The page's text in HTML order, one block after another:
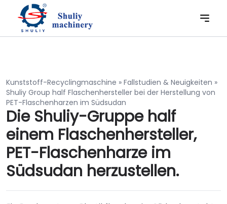
Kunststoff-Recyclingmaschine » Fallstudien & Neuigkeiten »
Shuliy Group half Flaschenhersteller bei der Herstellung von
PET-Flaschenharzen im Südsudan
Die Shuliy-Gruppe half
einem Flaschenhersteller,
PET-Flaschenharze im
Südsudan herzustellen.